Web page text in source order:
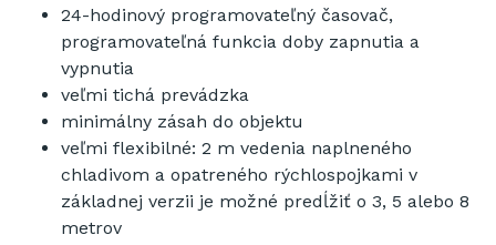
24-hodinový programovateľný časovač,
programovateľná funkcia doby zapnutia a
vypnutia
veľmi tichá prevádzka
minimálny zásah do objektu
veľmi flexibilné: 2 m vedenia naplneného
chladivom a opatreného rýchlospojkami v
základnej verzii je možné predĺžiť o 3, 5 alebo 8
metrov